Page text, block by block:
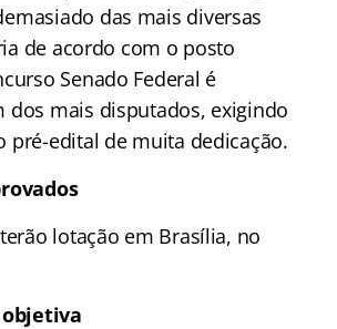
das mais diversas
de acordo com o posto
Senado Federal é
dos mais disputados, exigindo
pré-edital de muita dedicação.
lotação em Brasília, no
objetiva